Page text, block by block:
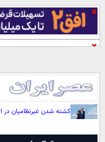
کشته شدن غیرنظامیان در